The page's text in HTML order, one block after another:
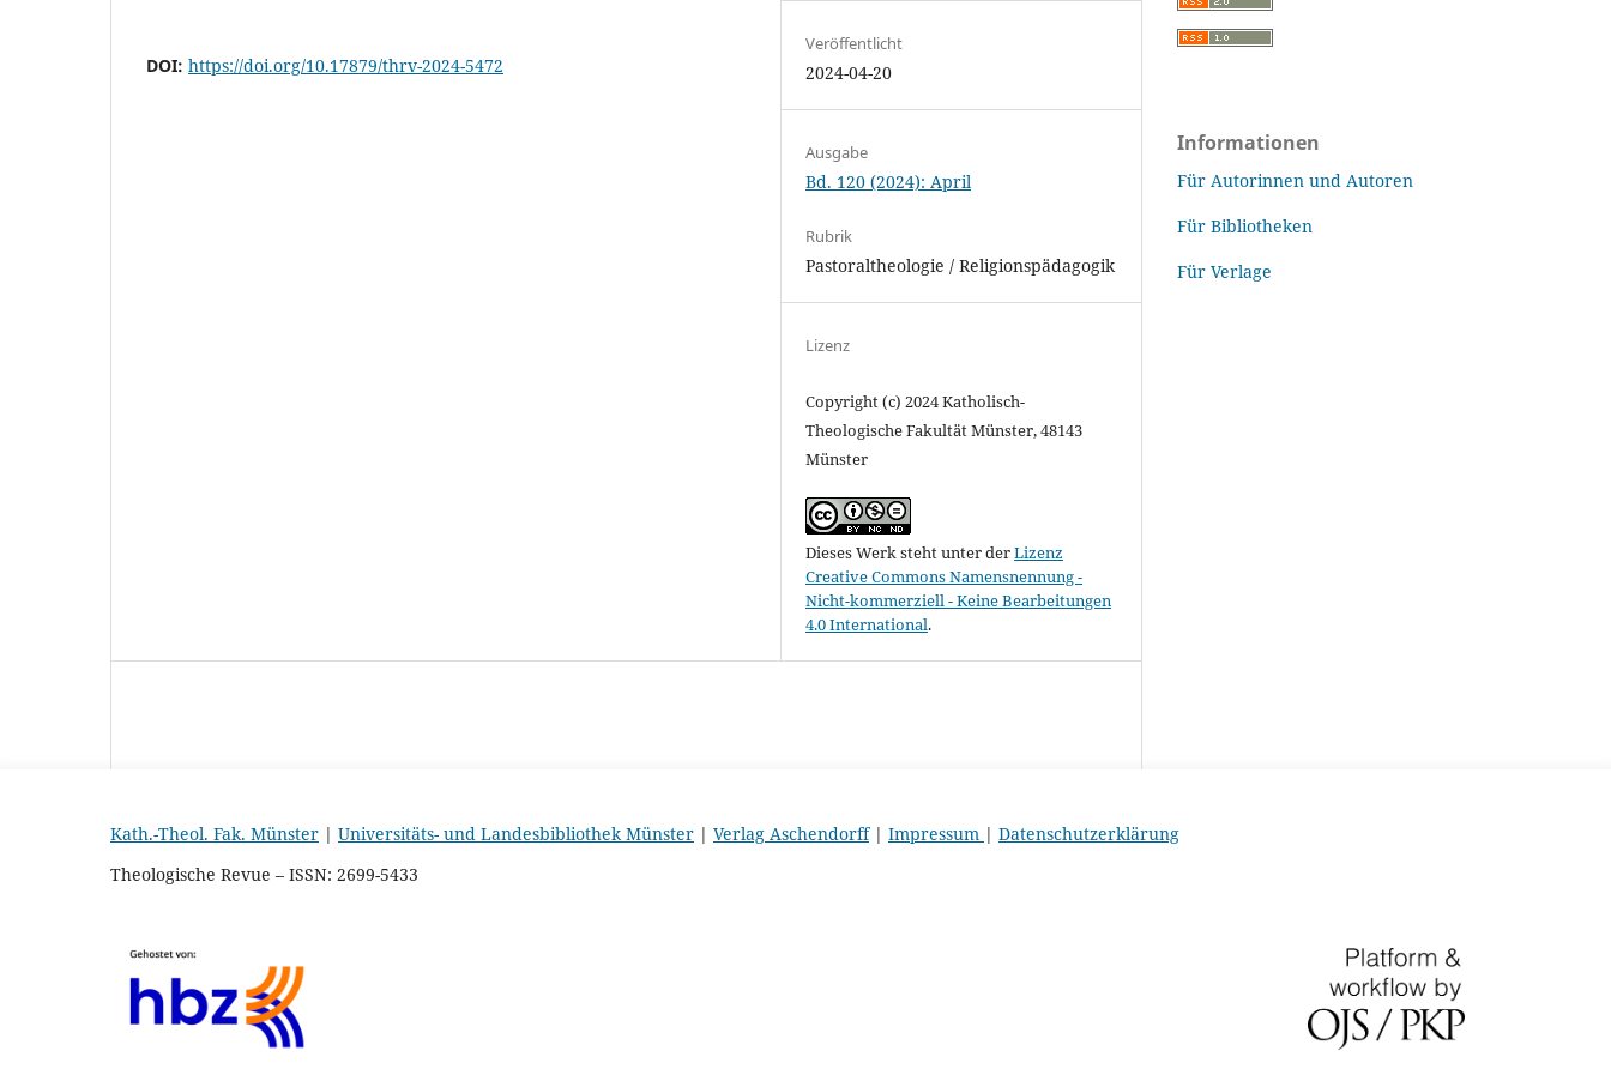
DOI: https://doi.org/10.17879/thrv-2024-5472
Veröffentlicht
2024-04-20
Ausgabe
Bd. 120 (2024): April
Rubrik
Pastoraltheologie / Religionspädagogik
Lizenz
Copyright (c) 2024 Katholisch-
Theologische Fakultät Münster, 48143
Münster
Dieses Werk steht unter derLizenz
Creative Commons Namensnennung -
Nicht-kommerziell - Keine Bearbeitungen
4.0 International.
Informationen
Für Autorinnen und Autoren
Für Bibliotheken
Für Verlage
Kath.-Theol. Fak. Münster | Universitäts- und Landesbibliothek Münster | Verlag Aschendorff| Impressum | Datenschutzerklärung
Theologische Revue – ISSN: 2699-5433